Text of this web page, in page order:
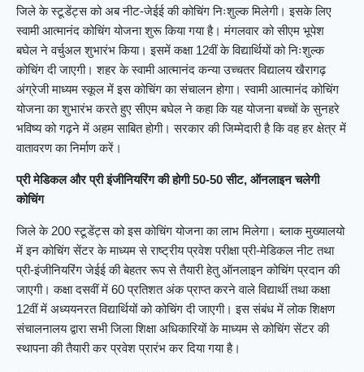
जिले के स्टूडेंट्स को अब नीट-जेईई की कोचिंग निःशुल्क मिलेगी। इसके लिए
स्वामी आत्मानंद कोचिंग योजना शुरू किया गया है। मंगलवार को सीएम भूपेश
बघेल ने वर्चुअल शुभारंभ किया। इसमें कक्षा 12वीं के विद्यार्थियों को निःशुल्क
कोचिंग दी जाएगी। शहर के स्वामी आत्मानंद कन्या उच्चतर विद्यालय खैरागढ़
अंग्रेजी माध्यम स्कूल में इस कोचिंग का संचालन होगा। स्वामी आत्मानंद कोचिंग
योजना का शुभारंभ करते हुए सीएम बघेल ने कहा कि यह योजना बच्चों के सुनहरे
भविष्य को गढ़ने में अहम साबित होगी। सरकार की जिम्मेदारी है कि वह हर क्षेत्र में
वातावरण का निर्माण करें।
प्री मेडिकल और प्री इंजीनियरिंग की होगी 50-50 सीट, ऑनलाइन चलेगी
कोचिंग
जिले के 200 स्टूडेंट्स को इस कोचिंग योजना का लाभ मिलेगा। ब्लाक मुख्यालयो
में इन कोचिंग सेंटर के माध्यम से राष्ट्रीय प्रवेश परीक्षा प्री-मेडिकल नीट तथा
प्री-इंजीनियरिंग जेईई की बेहतर रूप से तैयारी हेतु ऑनलाइन कोचिंग प्रदान की
जाएगी। कक्षा दसवीं में 60 प्रतिशत अंक प्राप्त करने वाले विद्यार्थी तथा कक्षा
12वीं में अध्ययनरत विद्यार्थियों को कोचिंग दी जाएगी। इस संबंध में लोक शिक्षण
संचालनालय द्वारा सभी जिला शिक्षा अधिकारियों के माध्यम से कोचिंग सेंटर की
स्थापना की तैयारी कर प्रवेश प्रारंभ कर दिया गया है।